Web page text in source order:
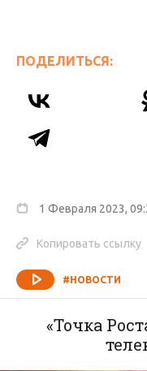
ПОДЕЛИТЬСЯ:
1 Февраля 2023,
Копировать ссылку
#НОВОСТИ
«Точка